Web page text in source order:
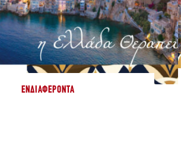
ΕΝΔΙΑΦΈΡΟΝΤΑ